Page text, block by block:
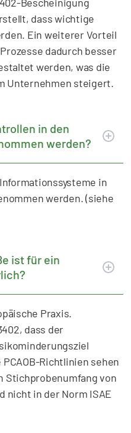
dass wichtige
Ein weiterer Vorteil
dadurch besser
werden, was die
Unternehmen steigert.
in den
werden?
in
werden. (siehe
ist für ein
Praxis.
dass der
Richtlinien sehen
Stichprobenumfang von
nicht in der Norm ISAE